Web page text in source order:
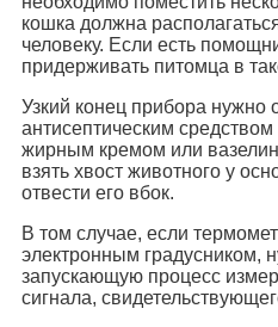
кошка должна
человеку. Если есть
придерживать питомца в
Узкий конец прибора нужно
антисептическим
жирным кремом или
взять хвост животного у
отвести его вбок.
В том случае, если
электронным градусником,
запускающую процесс
сигнала,